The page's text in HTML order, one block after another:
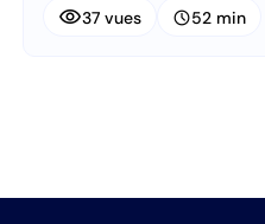
visibility37 vues schedule52 min